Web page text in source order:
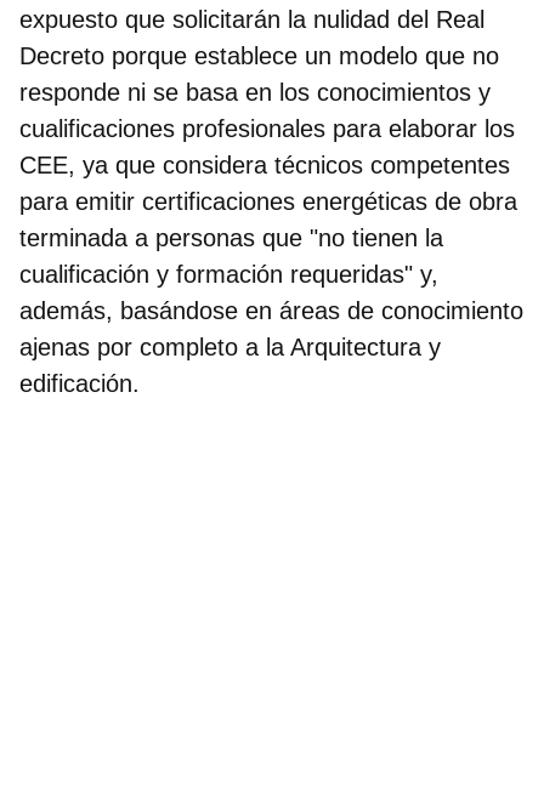
expuesto que solicitarán la nulidad del Real
Decreto porque establece un modelo que no
responde ni se basa en los conocimientos y
cualificaciones profesionales para elaborar los
CEE, ya que considera técnicos competentes
para emitir certificaciones energéticas de obra
terminada a personas que "no tienen la
cualificación y formación requeridas" y,
además, basándose en áreas de conocimiento
ajenas por completo a la Arquitectura y
edificación.